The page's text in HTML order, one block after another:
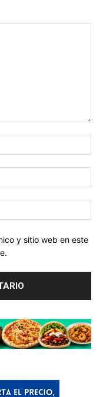
y sitio web en este